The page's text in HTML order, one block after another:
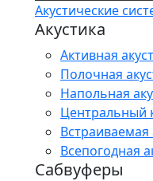
Акустические
Акустика
Активная
Полочная
Напольная
Центральный
Встраиваемая
Всепогодная
Сабвуферы